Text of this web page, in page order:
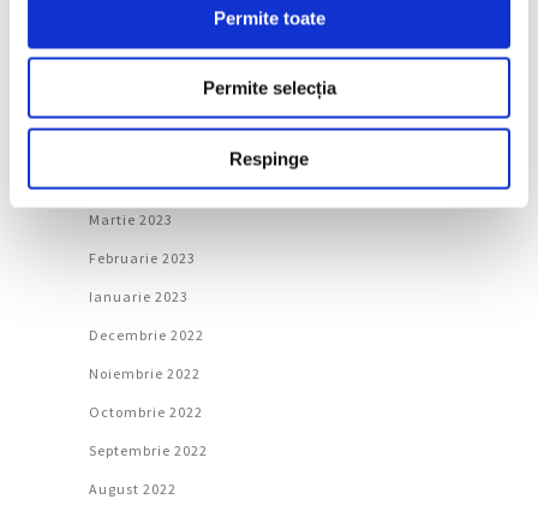
Permite toate
Permite selecția
Respinge
Iulie 2023
Martie 2023
Februarie 2023
Ianuarie 2023
Decembrie 2022
Noiembrie 2022
Octombrie 2022
Septembrie 2022
August 2022